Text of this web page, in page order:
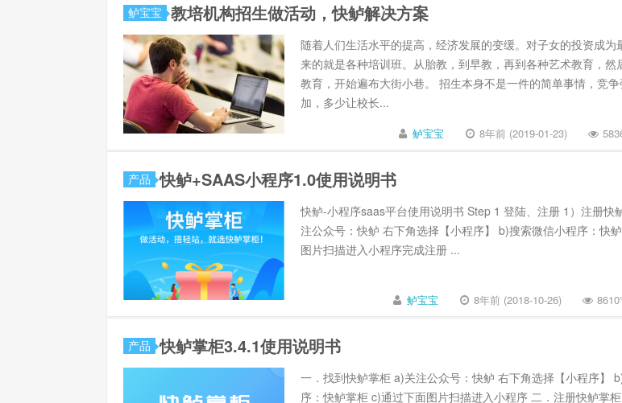
鲈宝宝 教培机构招生做活动，快鲈解决方案
随着人们生活水平的提高，经济发展的变缓。对子女的投资成为
来的就是各种培训班。从胎教，到早教，再到各种艺术教育，然
教育，开始遍布大街小巷。 招生本身不是一件的简单事情，竞
加，多少让校长...
鲈宝宝 8年前 (2019-01-23)
产品 快鲈+SAAS小程序1.0使用说明书
快鲈-小程序saas平台使用说明书 Step 1 登陆、注册 1）注册快
注公众号：快鲈 右下角选择【小程序】 b)搜索微信小程序：快
图片扫描进入小程序完成注册 ...
鲈宝宝 8年前 (2018-10-26)
产品 快鲈掌柜3.4.1使用说明书
一．找到快鲈掌柜 a)关注公众号：快鲈 右下角选择【小程序】
序：快鲈掌柜 c)通过下面图片扫描进入小程序 二．注册快鲈掌